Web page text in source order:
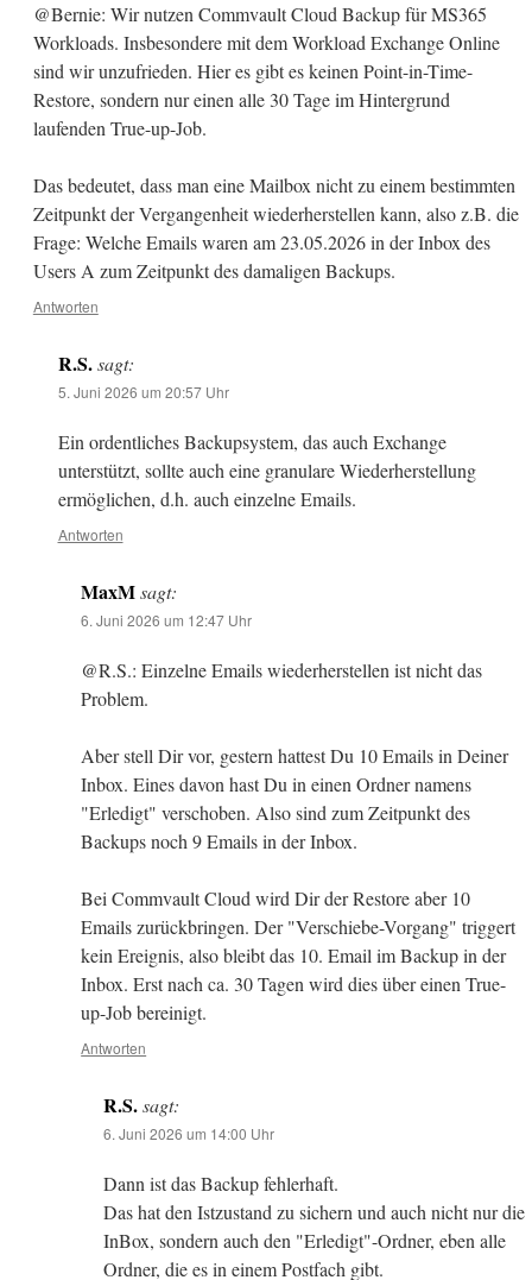
@Bernie: Wir nutzen Commvault Cloud Backup für MS365
Workloads. Insbesondere mit dem Workload Exchange Online
sind wir unzufrieden. Hier es gibt es keinen Point-in-Time-
Restore, sondern nur einen alle 30 Tage im Hintergrund
laufenden True-up-Job.
Das bedeutet, dass man eine Mailbox nicht zu einem bestimmten
Zeitpunkt der Vergangenheit wiederherstellen kann, also z.B. die
Frage: Welche Emails waren am 23.05.2026 in der Inbox des
Users A zum Zeitpunkt des damaligen Backups.
Antworten
R.S. sagt:
5. Juni 2026 um 20:57 Uhr
Ein ordentliches Backupsystem, das auch Exchange
unterstützt, sollte auch eine granulare Wiederherstellung
ermöglichen, d.h. auch einzelne Emails.
Antworten
MaxMsagt:
6. Juni 2026 um 12:47 Uhr
@R.S.: Einzelne Emails wiederherstellen ist nicht das
Problem.
Aber stell Dir vor, gestern hattest Du 10 Emails in Deiner
Inbox. Eines davon hast Du in einen Ordner namens
"Erledigt" verschoben. Also sind zum Zeitpunkt des
Backups noch 9 Emails in der Inbox.
Bei Commvault Cloud wird Dir der Restore aber 10
Emails zurückbringen. Der "Verschiebe-Vorgang" triggert
kein Ereignis, also bleibt das 10. Email im Backup in der
Inbox. Erst nach ca. 30 Tagen wird dies über einen True-
up-Job bereinigt.
Antworten
R.S.sagt:
6. Juni 2026 um 14:00 Uhr
Dann ist das Backup fehlerhaft.
Das hat den Istzustand zu sichern und auch nicht nur die
InBox, sondern auch den "Erledigt"-Ordner, eben alle
Ordner, die es in einem Postfach gibt.